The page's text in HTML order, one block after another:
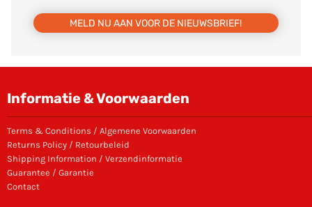
MELD NU AAN VOOR DE NIEUWSBRIEF!
Informatie & Voorwaarden
Terms & Conditions / Algemene Voorwaarden
Returns Policy / Retourbeleid
Shipping Information / Verzendinformatie
Guarantee / Garantie
Contact